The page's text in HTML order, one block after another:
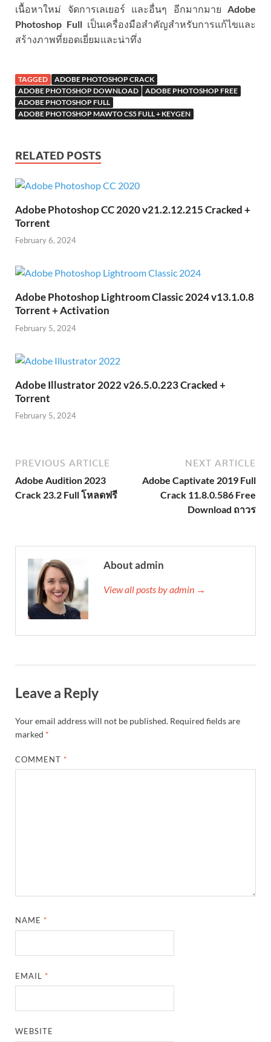
เนื้อหาใหม่ จัดการเลเยอร์ และอื่นๆ อีกมากมาย Adobe
Photoshop Full เป็นเครื่องมือสำคัญสำหรับการแก้ไขและ
สร้างภาพที่ยอดเยี่ยมและน่าทึ่ง
TAGGED
ADOBE PHOTOSHOP CRACK
ADOBE PHOTOSHOP DOWNLOAD
ADOBE PHOTOSHOP FREE
ADOBE PHOTOSHOP FULL
ADOBE PHOTOSHOP MAWTO CS5 FULL + KEYGEN
RELATED POSTS
Adobe Photoshop CC 2020 v21.2.12.215 Cracked +
Torrent
February 6, 2024
Adobe Photoshop Lightroom Classic 2024 v13.1.0.8
Torrent + Activation
February 5, 2024
Adobe Illustrator 2022 v26.5.0.223 Cracked +
Torrent
February 5, 2024
PREVIOUS ARTICLE
Adobe Audition 2023
Crack 23.2 Full โหลดฟรี
NEXT ARTICLE
Adobe Captivate 2019 Full
Crack 11.8.0.586 Free
Download ถาวร
About admin
View all posts by admin →
Leave a Reply
Your email address will not be published. Required fields are
marked *
COMMENT *
NAME *
EMAIL *
WEBSITE